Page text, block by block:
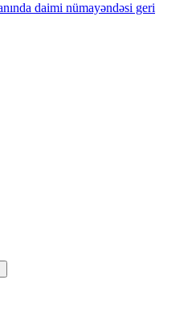
daimi nümayəndəsi geri